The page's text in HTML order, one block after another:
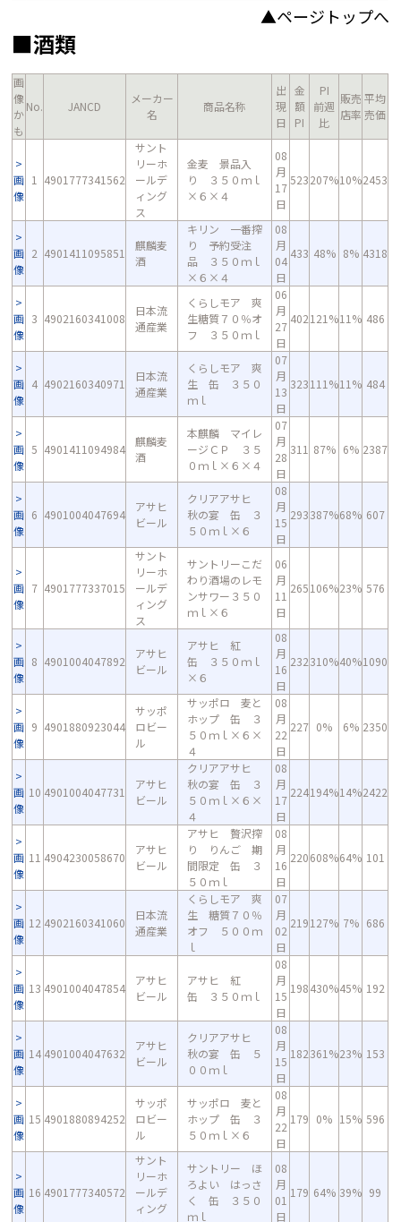
▲ページトップへ
■酒類
画
像
か
も
No. JANCD
メーカー
名
商品名称
出
現
日
金
額
PI
PI
前週
比
販売
店率
平均
売価
画
像
1 4901777341562
サント
リーホ
ールデ
ィング
ス
金麦 景品入
り ３５０ｍｌ
×６×４
08
月
17
日
523207%10%2453
画
像
2 4901411095851
麒麟麦
酒
キリン 一番搾
り 予約受注
品 ３５０ｍｌ
×６×４
08
月
04
日
433 48% 8% 4318
画
像
3 4902160341008
日本流
通産業
くらしモア 爽
生糖質７０％オ
フ ３５０ｍｌ
06
月
27
日
402121%11% 486
画
像
4 4902160340971
日本流
通産業
くらしモア 爽
生 缶 ３５０
ｍｌ
07
月
13
日
323111%11% 484
画
像
5 4901411094984
麒麟麦
酒
本麒麟 マイレ
ージＣＰ ３５
０ｍｌ×６×４
07
月
28
日
311 87% 6% 2387
画
像
6 4901004047694
アサヒ
ビール
クリアアサヒ
秋の宴 缶 ３
５０ｍｌ×６
08
月
15
日
293387%68% 607
画
像
7 4901777337015
サント
リーホ
ールデ
ィング
ス
サントリーこだ
わり酒場のレモ
ンサワー３５０
ｍｌ×６
06
月
11
日
265106%23% 576
画
像
8 4901004047892
アサヒ
ビール
アサヒ 紅
缶 ３５０ｍｌ
×６
08
月
16
日
232310%40%1090
画
像
9 4901880923044
サッポ
ロビー
ル
サッポロ 麦と
ホップ 缶 ３
５０ｍｌ×６×
４
08
月
22
日
227 0% 6% 2350
画
像
10 4901004047731
アサヒ
ビール
クリアアサヒ
秋の宴 缶 ３
５０ｍｌ×６×
４
08
月
17
日
224194%14%2422
画
像
11 4904230058670
アサヒ
ビール
アサヒ 贅沢搾
り りんご 期
間限定 缶 ３
５０ｍｌ
08
月
16
日
220608%64% 101
画
像
12 4902160341060
日本流
通産業
くらしモア 爽
生 糖質７０％
オフ ５００ｍ
ｌ
07
月
02
日
219127% 7% 686
画
像
13 4901004047854
アサヒ
ビール
アサヒ 紅
缶 ３５０ｍｌ
08
月
15
日
198430%45% 192
画
像
14 4901004047632
アサヒ
ビール
クリアアサヒ
秋の宴 缶 ５
００ｍｌ
08
月
15
日
182361%23% 153
画
像
15 4901880894252
サッポ
ロビー
ル
サッポロ 麦と
ホップ 缶 ３
５０ｍｌ×６
08
月
22
日
179 0% 15% 596
画
像
16 4901777340572
サント
リーホ
ールデ
ィング
サントリー ほ
ろよい はっさ
く 缶 ３５０
ｍｌ
08
月
01
日
179 64% 39% 99